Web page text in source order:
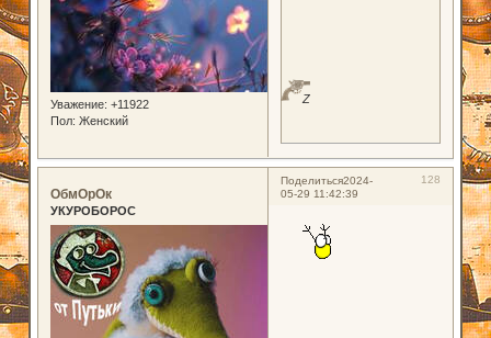
Уважение: +11922
Пол: Женский
Z
Поделиться 128
2024-
05-29 11:42:39
ОбмОрОк
УКУРОБОРОС